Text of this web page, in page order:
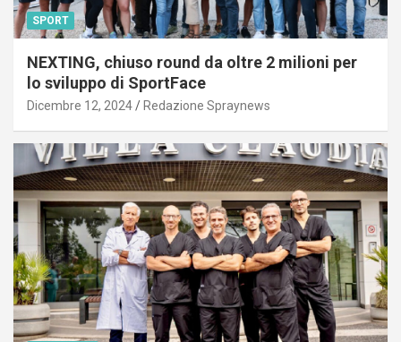
SPORT
NEXTING, chiuso round da oltre 2 milioni per
lo sviluppo di SportFace
Dicembre 12, 2024 Redazione Spraynews